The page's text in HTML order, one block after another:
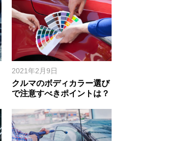
2021年2月9日
クルマのボディカラー選び
で注意すべきポイントは？